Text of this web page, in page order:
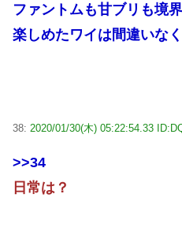
ファントムも甘ブリも境
楽しめたワイは間違いな
38: 2020/01/30(木) 05:22:54.33
>>34
日常は？